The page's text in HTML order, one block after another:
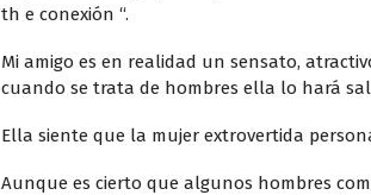
th e conexión “.
Mi amigo es en realidad un sensato,
cuando se trata de hombres ella lo hará
Ella siente que la mujer extrovertida
Aunque es cierto que algunos hombres